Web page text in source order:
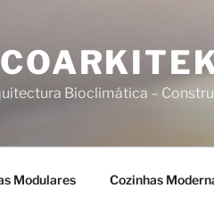
Bioclimática –
Modulares Cozinhas